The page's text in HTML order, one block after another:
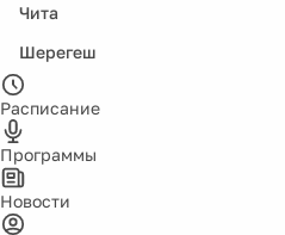
Чита
Шерегеш
Расписание
Программы
Новости